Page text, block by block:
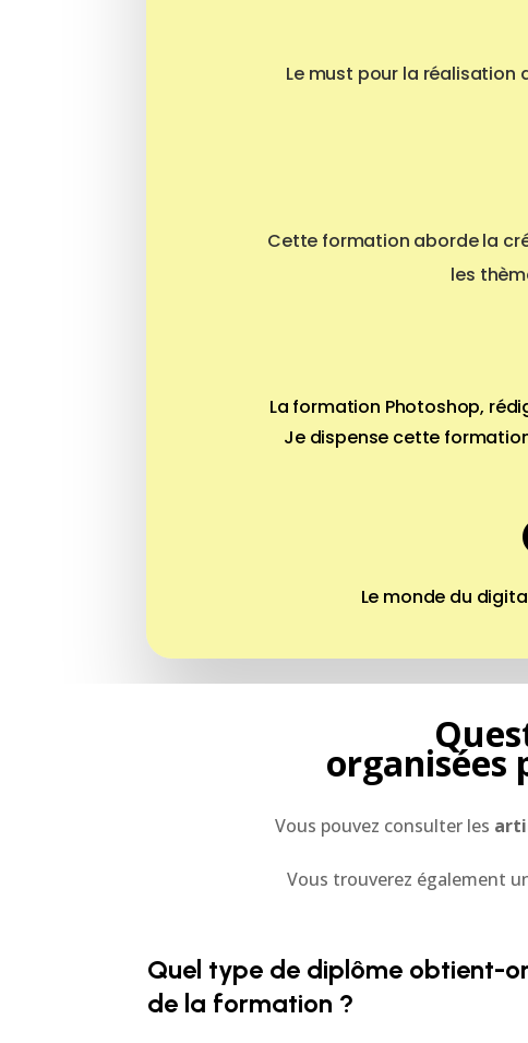
Le must pour la réalisation
Cette formation aborde la
les
La formation Photoshop,
Je dispense cette
Le monde du
organisées
Vous pouvez consulter les
Vous trouverez également
Quel type de diplôme obtient-
de la formation ?